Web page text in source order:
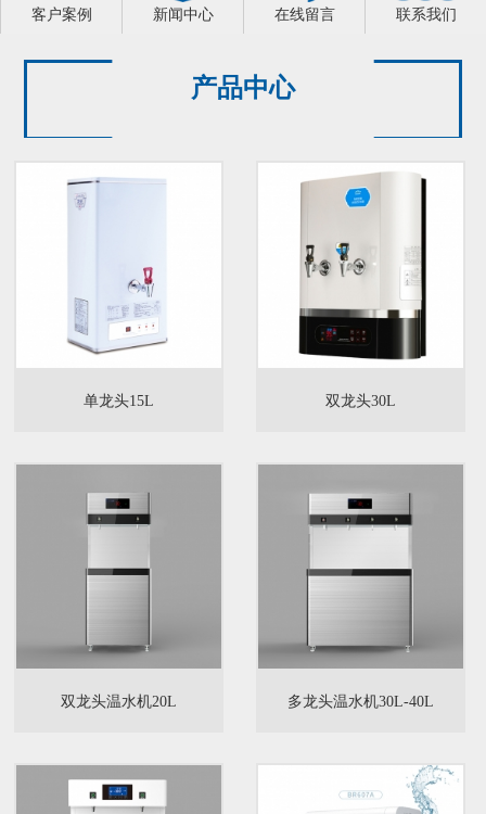
客户案例 新闻中心 在线留言 联系我们
产品中心
单龙头15L 双龙头30L
双龙头温水机20L 多龙头温水机30L-40L